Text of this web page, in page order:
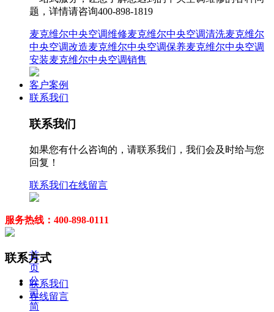
题，详情请咨询400-898-1819
麦克维尔中央空调维修麦克维尔中央空调清洗麦克维尔
中央空调改造麦克维尔中央空调保养麦克维尔中央空调
安装麦克维尔中央空调销售
客户案例
联系我们
联系我们
如果您有什么咨询的，请联系我们，我们会及时给与您
回复！
联系我们在线留言
服务热线：400-898-0111
首
页
公
司
简
联系方式
联系我们
在线留言